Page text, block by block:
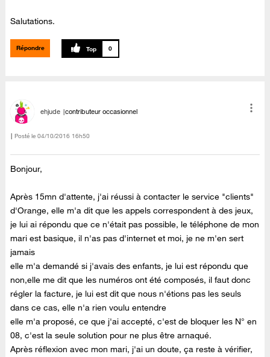
Salutations.
Répondre 0
ehjude contributeur occasionnel
Posté le ‎04/10/2016 16h50
Bonjour,
Après 15mn d'attente, j'ai réussi à contacter le service "clients"
d'Orange, elle m'a dit que les appels correspondent à des jeux,
je lui ai répondu que ce n'était pas possible, le téléphone de mon
mari est basique, il n'as pas d'internet et moi, je ne m'en sert
jamais
elle m'a demandé si j'avais des enfants, je lui est répondu que
non,elle me dit que les numéros ont été composés, il faut donc
régler la facture, je lui est dit que nous n'étions pas les seuls
dans ce cas, elle n'a rien voulu entendre
elle m'a proposé, ce que j'ai accepté, c'est de bloquer les N° en
08, c'est la seule solution pour ne plus être arnaqué.
Après réflexion avec mon mari, j'ai un doute, ça reste à vérifier,